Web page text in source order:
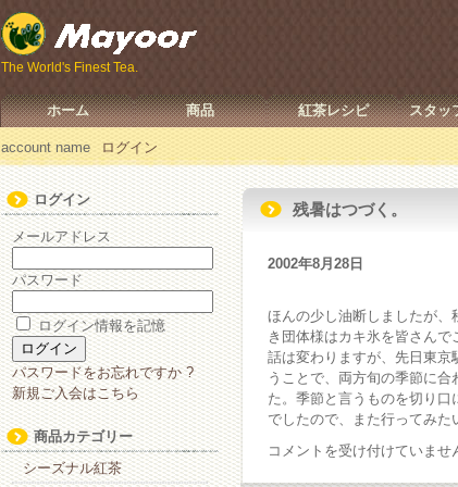
The World's Finest Tea.
ホーム 商品 紅茶レシピ スタッ
account name ログイン
ログイン
メールアドレス
パスワード
ログイン情報を記憶
パスワードをお忘れですか ?
新規ご入会はこちら
商品カテゴリー
シーズナル紅茶
残暑はつづく。
2002年8月28日
ほんの少し油断しましたが、
き団体様はカキ氷を皆さんで
話は変わりますが、先日東
うことで、両方旬の季節に
た。季節と言うものを切り
でしたので、また行ってみた
残
コメントを受け付けていませ